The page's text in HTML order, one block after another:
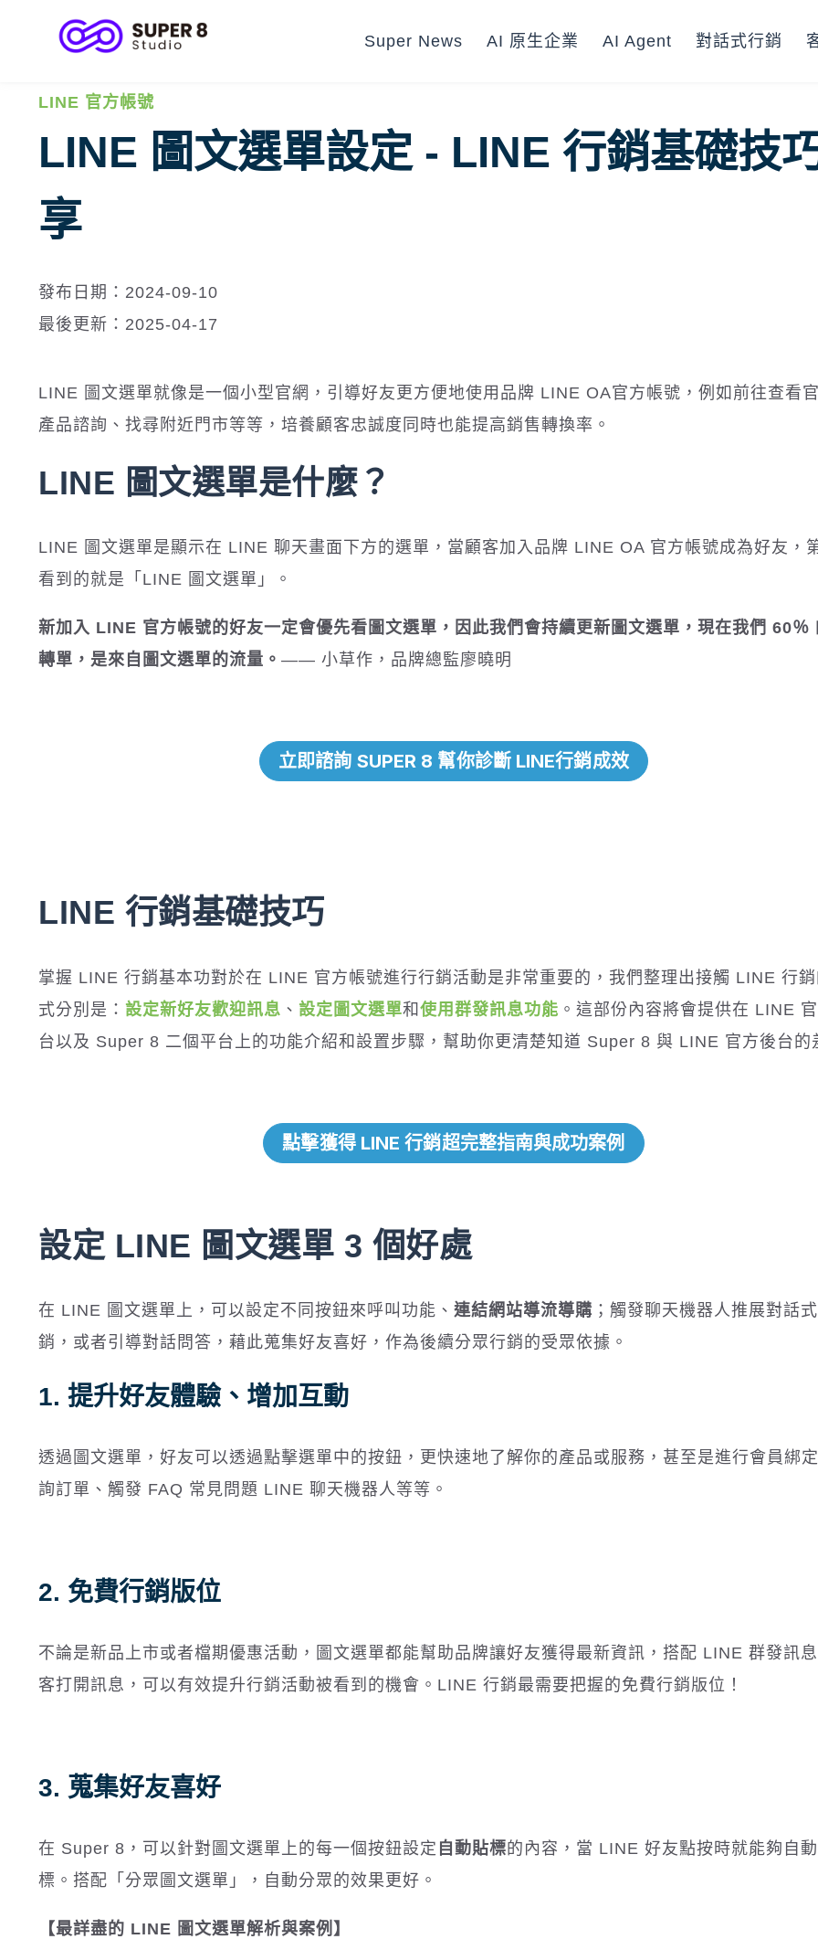
Super News AI 原生企業 AI Agent 對話式行銷
LINE 官方帳號
LINE 圖文選單設定 - LINE 行銷基礎技
享
發布日期：2024-09-10
最後更新：2025-04-17
LINE 圖文選單就像是一個小型官網，引導好友更方便地使用品牌 LINE OA官方帳號，例如前往查看官
產品諮詢、找尋附近門市等等，培養顧客忠誠度同時也能提高銷售轉換率。
LINE 圖文選單是什麼？
LINE 圖文選單是顯示在 LINE 聊天畫面下方的選單，當顧客加入品牌 LINE OA 官方帳號成為好友，
看到的就是「LINE 圖文選單」。
新加入 LINE 官方帳號的好友一定會優先看圖文選單，因此我們會持續更新圖文選單，現在我們 60％
轉單，是來自圖文選單的流量。 —— 小草作，品牌總監廖曉明
立即諮詢 SUPER 8 幫你診斷 LINE行銷成效
LINE 行銷基礎技巧
掌握 LINE 行銷基本功對於在 LINE 官方帳號進行行銷活動是非常重要的，我們整理出接觸 LINE 行
式分別是： 設定新好友歡迎訊息 、 設定圖文選單和 使用群發訊息功能 。這部份內容將會提供在 LINE
台以及 Super 8 二個平台上的功能介紹和設置步驟，幫助你更清楚知道 Super 8 與 LINE 官方後台的
點擊獲得 LINE 行銷超完整指南與成功案例
設定 LINE 圖文選單 3 個好處
在 LINE 圖文選單上，可以設定不同按鈕來呼叫功能、 連結網站導流導購 ；觸發聊天機器人推展對話
銷，或者引導對話問答，藉此蒐集好友喜好，作為後續分眾行銷的受眾依據。
1. 提升好友體驗、增加互動
透過圖文選單，好友可以透過點擊選單中的按鈕，更快速地了解你的產品或服務，甚至是進行會員綁
詢訂單、觸發 FAQ 常見問題 LINE 聊天機器人等等。
2. 免費行銷版位
不論是新品上市或者檔期優惠活動，圖文選單都能幫助品牌讓好友獲得最新資訊，搭配 LINE 群發訊
客打開訊息，可以有效提升行銷活動被看到的機會。LINE 行銷最需要把握的免費行銷版位！
3. 蒐集好友喜好
在 Super 8，可以針對圖文選單上的每一個按鈕設定 自動貼標的內容，當 LINE 好友點按時就能夠自
標。搭配「分眾圖文選單」，自動分眾的效果更好。
【最詳盡的 LINE 圖文選單解析與案例】